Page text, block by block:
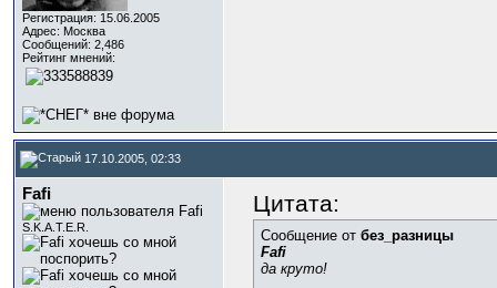
Регистрация: 15.06.2005
Адрес: Москва
Сообщений: 2,486
Рейтинг мнений:
17.10.2005, 02:33
Fafi
S.K.A.T.E.R.
Цитата:
Сообщение от без_разницы
Fafi
да круто!